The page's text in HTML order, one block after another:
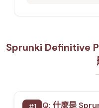
Sprunki Definitive
Q: 什麼是